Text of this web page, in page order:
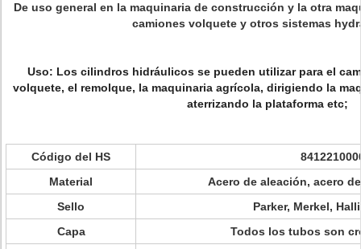
De uso general en la maquinaria de construcción y la otra
camiones volquete y otros sistemas
Uso: Los cilindros hidráulicos se pueden utilizar para el
volquete, el remolque, la maquinaria agrícola, dirigiendo la
aterrizando la plataforma etc;
Código del HS
Material
Acero de aleación, acero
Sello
Parker, Merkel,
Capa
Todos los tubos son